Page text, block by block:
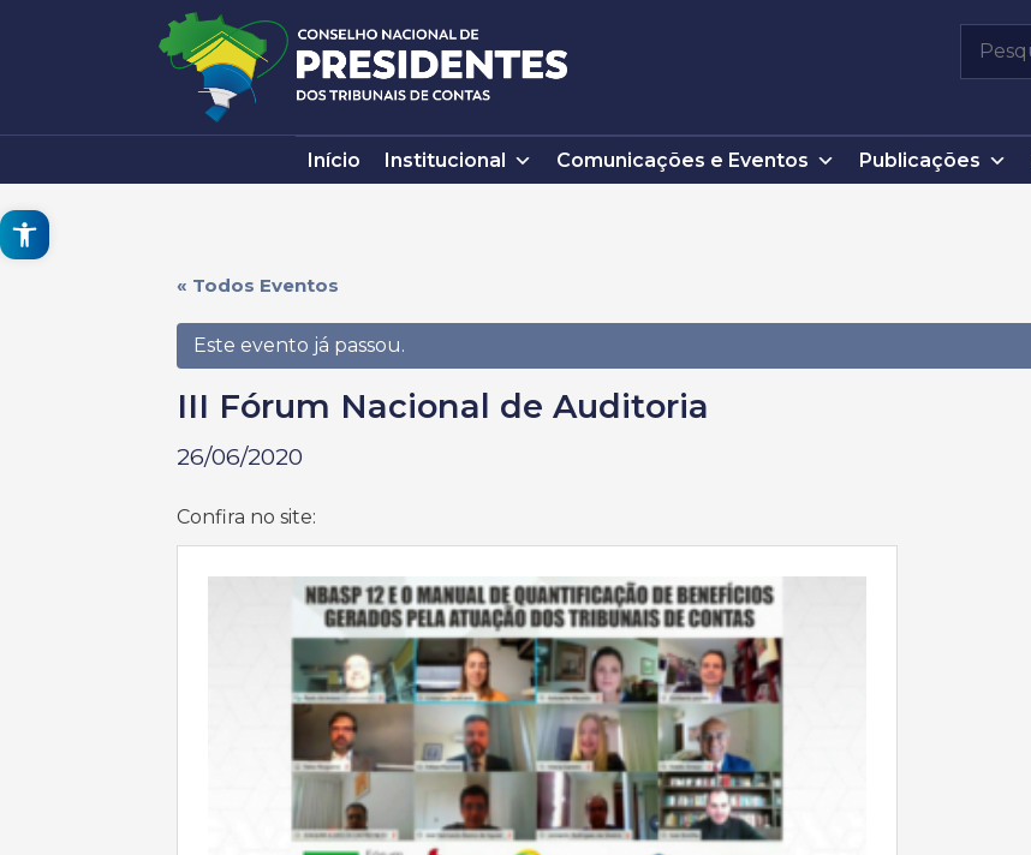
Open toolbar
por:
Início Institucional Comunicações e Eventos Publicações
« Todos Eventos
Este evento já passou.
III Fórum Nacional de Auditoria
26/06/2020
Confira no site: